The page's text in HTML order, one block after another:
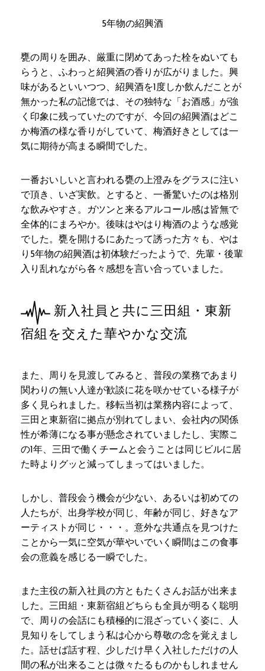
5年物の紹興酒
甕の周りを囲み、厳重に閉めてあった栓をぬいても
らうと、ふわっと紹興酒の香りが広がりました。興
味があるといいつつ、紹興酒を1度しか飲んだことが
無かった私の記憶では、その独特な「お酒感」が強
く印象に残っていたのですが、今回の紹興酒はどこ
か梅酒の様な香りがしていて、梅酒好きとしては一
気に期待が高まる瞬間でした。
一番おいしいと言われる甕の上澄みをグラスに注い
で頂き、いざ実飲。とすると、一番驚いたのは格別
な飲みやすさ。ガツンと来るアルコール感は皆無で
全体的にまろやか。後味はやはり梅酒のような感覚
でした。甕を開けるにあたって誘った方々も、やは
り5年物の紹興酒は初体験だったようで、先輩・後輩
入り乱れながら各々感想を言い合っていました。
新入社員と共に三田組・東新
宿組を交えた華やかな交流
また、周りを見渡してみると、普段の業務であまり
関わりの無い人達が歓談に花を咲かせている様子が
多く見られました。移転当初は業務内容によって、
三田と東新宿に拠点が別れてしまい、会社内の関係
性が希薄になる事が懸念されていましたし、実際こ
の1年、三田で働くチームと会うことは同じビルに居
た時よりグッと減ってしまってはいました。
しかし、普段会う機会が少ない、あるいは初めての
人たちが、出身学校が同じ、年齢が同じ、好きなア
ーティストが同じ・・・。意外な共通点を見つけた
ことから一気に空気が華やいでいく瞬間はこの食事
会の意義を感じる一瞬でした。
また主役の新入社員の方ともたくさんお話が出来ま
した。三田組・東新宿組どちらも全員が明るく聡明
で、周りの会話にも積極的に混ざっていく姿に、人
見知りをしてしまう私は心から尊敬の念を覚えまし
た。話せば話す程、少しだけ早く入社しただけの人
間の私が出来ることは微々たるものかもしれません